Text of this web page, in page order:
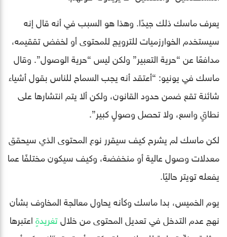
يعرف ماسك ذلك جيدًا. وهذا هو السبب في أنه قال إنه
سيستخدم الخوارزميات للترويج للمحتوى أو لخفض تققيمه،
مدافعًا عن “حرية التعبير” ولكن ليس “حرية الوصول”. وقال
ماسك في يونيو: “أعتقد أنه يجب السماح للناس بقول أشياء
شائنة تقع ضمن حدود القانون، ولكن ألا يتم انتشارها على
نطاقٍ واسع، ولا تحصل وصولٍ كبير”.
لكن ماسك لم يشرح كيف سيقرر نوع المحتوى الذي سيحقق
معدلات وصول عالية أو منخفضة، وكيف سيكون مختلفًا عما
يفعله تويتر حاليًا.
يوم الخميس، بدا ماسك وكأنه يحاول معالجة المخاوف بشأن
نهج عدم التدخل في تعديل المحتوى من خلالتغريدةٍاعتبرها